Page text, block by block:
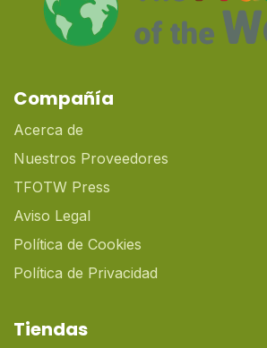
Compañía
Acerca de
Nuestros Proveedores
TFOTW Press
Aviso Legal
Política de Cookies
Política de Privacidad
Tiendas